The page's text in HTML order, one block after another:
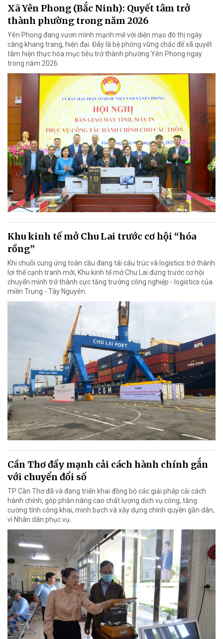
Xã Yên Phong (Bắc Ninh): Quyết tâm trở
thành phường trong năm 2026
Yên Phong đang vươn mình mạnh mẽ với diện mạo đô thị ngày
càng khang trang, hiện đại. Đây là bệ phóng vững chắc để xã quyết
tâm hiện thực hóa mục tiêu trở thành phường Yên Phong ngay
trong năm 2026.
Khu kinh tế mở Chu Lai trước cơ hội “hóa
rồng”
Khi chuỗi cung ứng toàn cầu đang tái cấu trúc và logistics trở thành
lợi thế cạnh tranh mới, Khu kinh tế mở Chu Lai đứng trước cơ hội
chuyển mình trở thành cực tăng trưởng công nghiệp - logistics của
miền Trung - Tây Nguyên.
Cần Thơ đẩy mạnh cải cách hành chính gắn
với chuyển đổi số
TP Cần Thơ đã và đang triển khai đồng bộ các giải pháp cải cách
hành chính, góp phần nâng cao chất lượng dịch vụ công, tăng
cường tính công khai, minh bạch và xây dựng chính quyền gần dân,
vì Nhân dân phục vụ.